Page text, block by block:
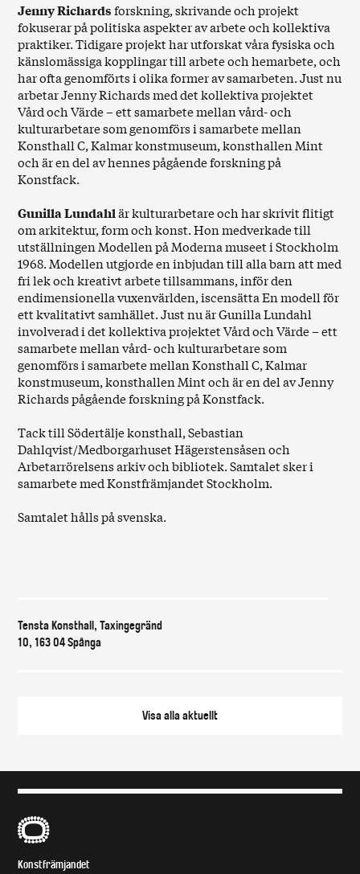
Tensta Konsthall, Taxingegränd
10, 163 04 Spånga
Visa allaaktuellt
Jenny Richardsforskning, skrivande och projekt
fokuserar på politiska aspekter av arbete och kollektiva
praktiker. Tidigare projekt har utforskat våra fysiska och
känslomässiga kopplingar till arbete och hemarbete, och
har ofta genomförts i olika former av samarbeten. Just nu
arbetar Jenny Richards med det kollektiva projektet
Vård och Värde – ett samarbete mellan vård- och
kulturarbetare som genomförs i samarbete mellan
Konsthall C, Kalmar konstmuseum, konsthallen Mint
och är en del av hennes pågående forskning på
Konstfack.
Gunilla Lundahlär kulturarbetare och har skrivit flitigt
om arkitektur, form och konst. Hon medverkade till
utställningen Modellen på Moderna museet i Stockholm
1968. Modellen utgjorde en inbjudan till alla barn att med
fri lek och kreativt arbete tillsammans, inför den
endimensionella vuxenvärlden, iscensätta En modell för
ett kvalitativt samhället. Just nu är Gunilla Lundahl
involverad i det kollektiva projektet Vård och Värde – ett
samarbete mellan vård- och kulturarbetare som
genomförs i samarbete mellan Konsthall C, Kalmar
konstmuseum, konsthallen Mint och är en del av Jenny
Richards pågående forskning på Konstfack.
Tack till Södertälje konsthall, Sebastian
Dahlqvist/Medborgarhuset Hägerstensåsen och
Arbetarrörelsens arkiv och bibliotek. Samtalet sker i
samarbete med Konstfrämjandet Stockholm.
Samtalet hålls på svenska.
B
Konstfrämjandet